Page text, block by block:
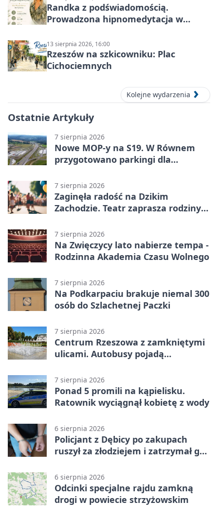
Randka z podświadomością.
Prowadzona hipnomedytacja w
13 sierpnia 2026, 16:00
Rzeszów na szkicowniku: Plac
Cichociemnych
Kolejne wydarzenia
Ostatnie Artykuły
7 sierpnia 2026
Nowe MOP-y na S19. W Równem
przygotowano parkingi dla
7 sierpnia 2026
Zaginęła radość na Dzikim
Zachodzie. Teatr zaprasza rodziny
7 sierpnia 2026
Na Zwięczycy lato nabierze tempa -
Rodzinna Akademia Czasu Wolnego
7 sierpnia 2026
Na Podkarpaciu brakuje niemal 300
osób do Szlachetnej Paczki
7 sierpnia 2026
Centrum Rzeszowa z zamkniętymi
ulicami. Autobusy pojadą
7 sierpnia 2026
Ponad 5 promili na kąpielisku.
Ratownik wyciągnął kobietę z wody
6 sierpnia 2026
Policjant z Dębicy po zakupach
ruszył za złodziejem i zatrzymał go
6 sierpnia 2026
Odcinki specjalne rajdu zamkną
drogi w powiecie strzyżowskim